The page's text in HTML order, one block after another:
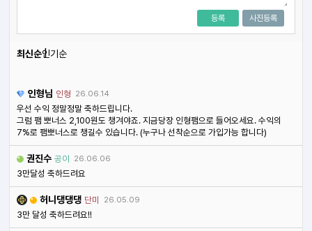
사진등록
등록
최신순인기순
인형님 인형 26.06.14
우선 수익 정말정말 축하드립니다.
그럼 팸 뽀너스 2,100원도 챙겨야죠. 지금당장 인형팸으로 들어오세요. 수익의
7%로 팸뽀너스로 챙길수 있습니다. (누구나 선착순으로 가입가능 합니다)
권진수 공이 26.06.06
3만달성 축하드려요
허니댕댕댕 단미 26.05.09
3만 달성 축하드려요!!